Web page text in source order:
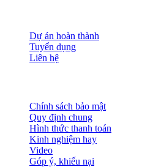
Dự án hoàn thành
Tuyển dụng
Liên hệ
Chính sách bảo mật
Quy định chung
Hình thức thanh toán
Kinh nghiệm hay
Video
Góp ý, khiếu nại